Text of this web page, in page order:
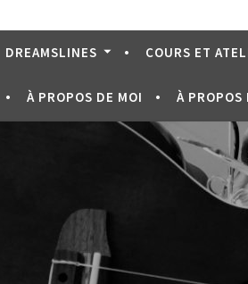
DREAMSLINES COURS ET
À PROPOS DE MOI À PROPOS